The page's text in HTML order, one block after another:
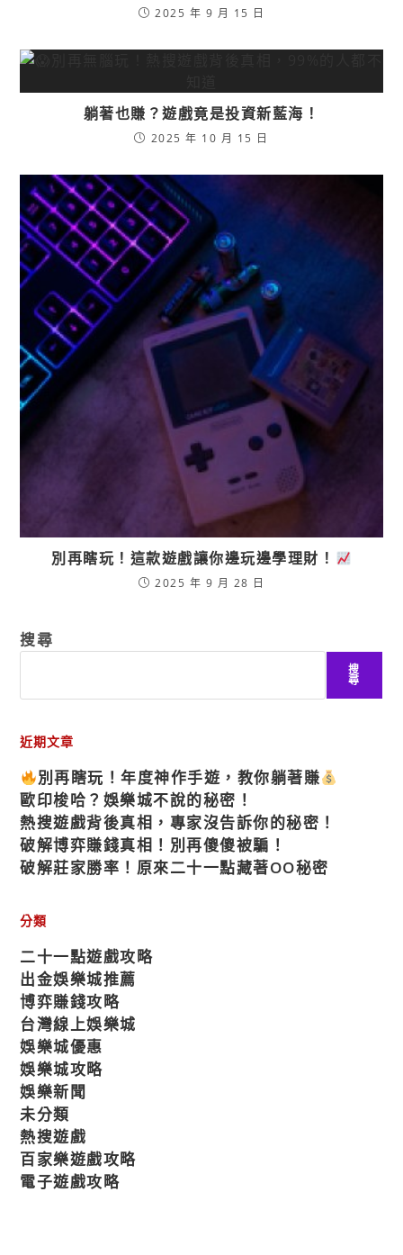
2025 年 9 月 15 日
躺著也賺？遊戲竟是投資新藍海！
2025 年 10 月 15 日
別再瞎玩！這款遊戲讓你邊玩邊學理財！
2025 年 9 月 28 日
搜尋
搜
尋
近期文章
別再瞎玩！年度神作手遊，教你躺著賺
歐印梭哈？娛樂城不說的秘密！
熱搜遊戲背後真相，專家沒告訴你的秘密！
破解博弈賺錢真相！別再傻傻被騙！
破解莊家勝率！原來二十一點藏著OO秘密
分類
二十一點遊戲攻略
出金娛樂城推薦
博弈賺錢攻略
台灣線上娛樂城
娛樂城優惠
娛樂城攻略
娛樂新聞
未分類
熱搜遊戲
百家樂遊戲攻略
電子遊戲攻略